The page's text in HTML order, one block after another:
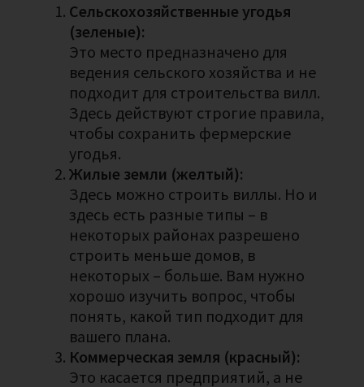
Сельскохозяйственные угодья
(зеленые):
Это место предназначено для
ведения сельского хозяйства и не
подходит для строительства вилл.
Здесь действуют строгие правила,
чтобы сохранить фермерские
угодья.
Жилые земли (желтый):
Здесь можно строить виллы. Но и
здесь есть разные типы – в
некоторых районах разрешено
строить меньше домов, в
некоторых – больше. Вам нужно
хорошо изучить вопрос, чтобы
понять, какой тип подходит для
вашего плана.
Коммерческая земля (красный):
Это касается предприятий, а не